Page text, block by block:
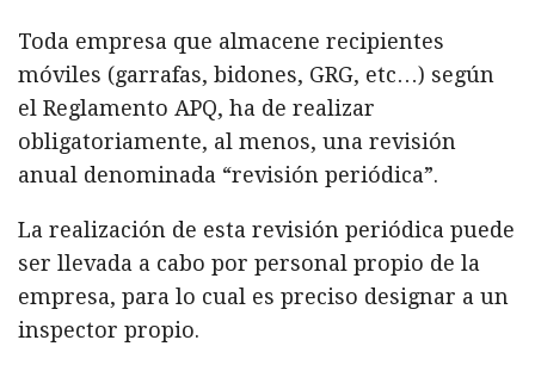
Toda empresa que almacene recipientes
móviles (garrafas, bidones, GRG, etc…) según
el Reglamento APQ, ha de realizar
obligatoriamente, al menos, una revisión
anual denominada “revisión periódica”.
La realización de esta revisión periódica puede
ser llevada a cabo por personal propio de la
empresa, para lo cual es preciso designar a un
inspector propio.